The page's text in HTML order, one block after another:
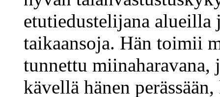
etutiedustelijana alueilla
taikaansoja. Hän toimii
tunnettu
kävellä hänen